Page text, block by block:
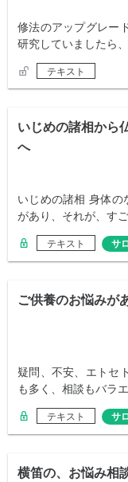
修法のアップグレー
研究していましたら
テキスト
いじめの諸相から
へ
いじめの諸相 身体の
があり、それが、す
テキスト サ
ご供養のお悩みが
疑問、不安、エトセ
も多く、相談もバラ
テキスト サ
横笛の、お悩み相